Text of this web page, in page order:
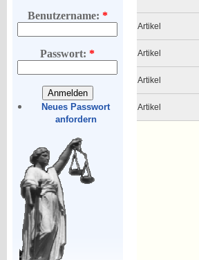
Benutzername: *
Passwort:*
Neues Passwort
anfordern
Artikel
Artikel
Artikel
Artikel